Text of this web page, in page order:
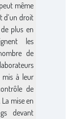
même
d’un droit
plus en
les
de
mis à leur
de
La mise en
devant